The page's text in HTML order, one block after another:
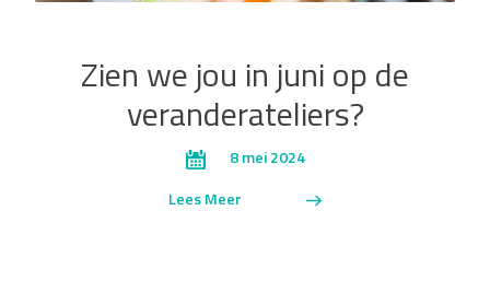
Zien we jou in juni op de
veranderateliers?
8 mei 2024
Lees Meer